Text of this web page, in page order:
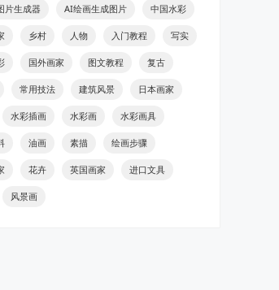
片生成器 AI绘画生成图片 中国水彩
乡村 人物 入门教程 写实
国外画家 图文教程 复古
常用技法 建筑风景 日本画家
水彩插画 水彩画 水彩画具
油画 素描 绘画步骤
花卉 英国画家 进口文具
风景画